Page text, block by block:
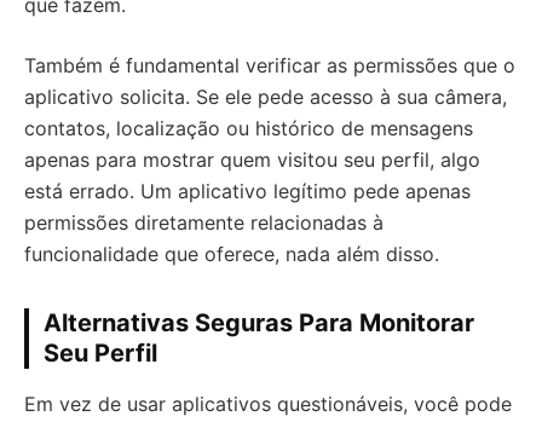
que fazem.
Também é fundamental verificar as permissões que o
aplicativo solicita. Se ele pede acesso à sua câmera,
contatos, localização ou histórico de mensagens
apenas para mostrar quem visitou seu perfil, algo
está errado. Um aplicativo legítimo pede apenas
permissões diretamente relacionadas à
funcionalidade que oferece, nada além disso.
Alternativas Seguras Para Monitorar
Seu Perfil
Em vez de usar aplicativos questionáveis, você pode